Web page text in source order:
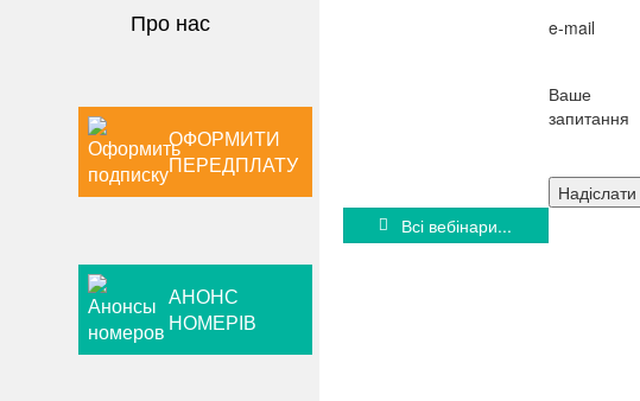
Про нас
ОФОРМИТИ
ПЕРЕДПЛАТУ
АНОНС
НОМЕРІВ
e-mail
Ваше
запитання
Надіслати
Всі вебінари...